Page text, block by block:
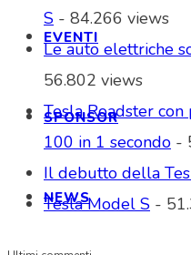
EVENTI
SPONSOR
NEWS
S - 84.266 views
Le auto elettriche
56.802 views
Tesla Roadster
100 in 1 secondo -
Il debutto della
Tesla Model S -